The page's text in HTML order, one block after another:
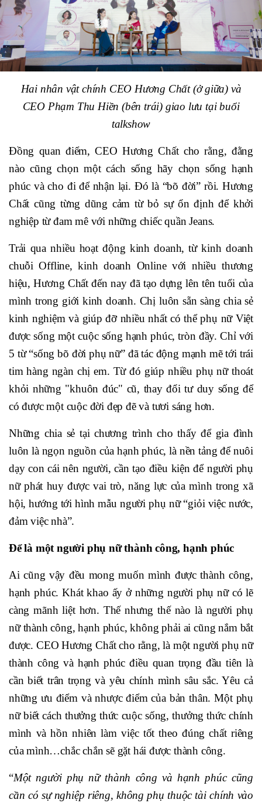
Hai nhân vật chính CEO Hương Chất (ở giữa) và
CEO Phạm Thu Hiền (bên trái) giao lưu tại buổi
talkshow
Đồng quan điểm, CEO Hương Chất cho rằng, đằng
nào cũng chọn một cách sống hãy chọn sống hạnh
phúc và cho đi để nhận lại. Đó là “bõ đời” rồi. Hương
Chất cũng từng dũng cảm từ bỏ sự ổn định để khởi
nghiệp từ đam mê với những chiếc quần Jeans.
Trải qua nhiều hoạt động kinh doanh, từ kinh doanh
chuỗi Offline, kinh doanh Online với nhiều thương
hiệu, Hương Chất đến nay đã tạo dựng lên tên tuổi của
mình trong giới kinh doanh. Chị luôn sẵn sàng chia sẻ
kinh nghiệm và giúp đỡ nhiều nhất có thể phụ nữ Việt
được sống một cuộc sống hạnh phúc, tròn đầy. Chỉ với
5 từ “sống bõ đời phụ nữ” đã tác động mạnh mẽ tới trái
tim hàng ngàn chị em. Từ đó giúp nhiều phụ nữ thoát
khỏi những "khuôn đúc" cũ, thay đổi tư duy sống để
có được một cuộc đời đẹp đẽ và tươi sáng hơn.
Những chia sẻ tại chương trình cho thấy để gia đình
luôn là ngọn nguồn của hạnh phúc, là nền tảng để nuôi
dạy con cái nên người, cần tạo điều kiện để người phụ
nữ phát huy được vai trò, năng lực của mình trong xã
hội, hướng tới hình mẫu người phụ nữ “giỏi việc nước,
đảm việc nhà”.
Để là một người phụ nữ thành công, hạnh phúc
Ai cũng vậy đều mong muốn mình được thành công,
hạnh phúc. Khát khao ấy ở những người phụ nữ có lẽ
càng mãnh liệt hơn. Thế nhưng thế nào là người phụ
nữ thành công, hạnh phúc, không phải ai cũng nắm bắt
được. CEO Hương Chất cho rằng, là một người phụ nữ
thành công và hạnh phúc điều quan trọng đầu tiên là
cần biết trân trọng và yêu chính mình sâu sắc. Yêu cả
những ưu điểm và nhược điểm của bản thân. Một phụ
nữ biết cách thưởng thức cuộc sống, thưởng thức chính
mình và hồn nhiên làm việc tốt theo đúng chất riêng
của mình…chắc chắn sẽ gặt hái được thành công.
“Một người phụ nữ thành công và hạnh phúc cũng
cần có sự nghiệp riêng, không phụ thuộc tài chính vào